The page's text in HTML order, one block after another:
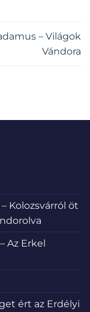
– Világok
Vándora
Kolozsvárról öt
Az Erkel
ért az Erdélyi